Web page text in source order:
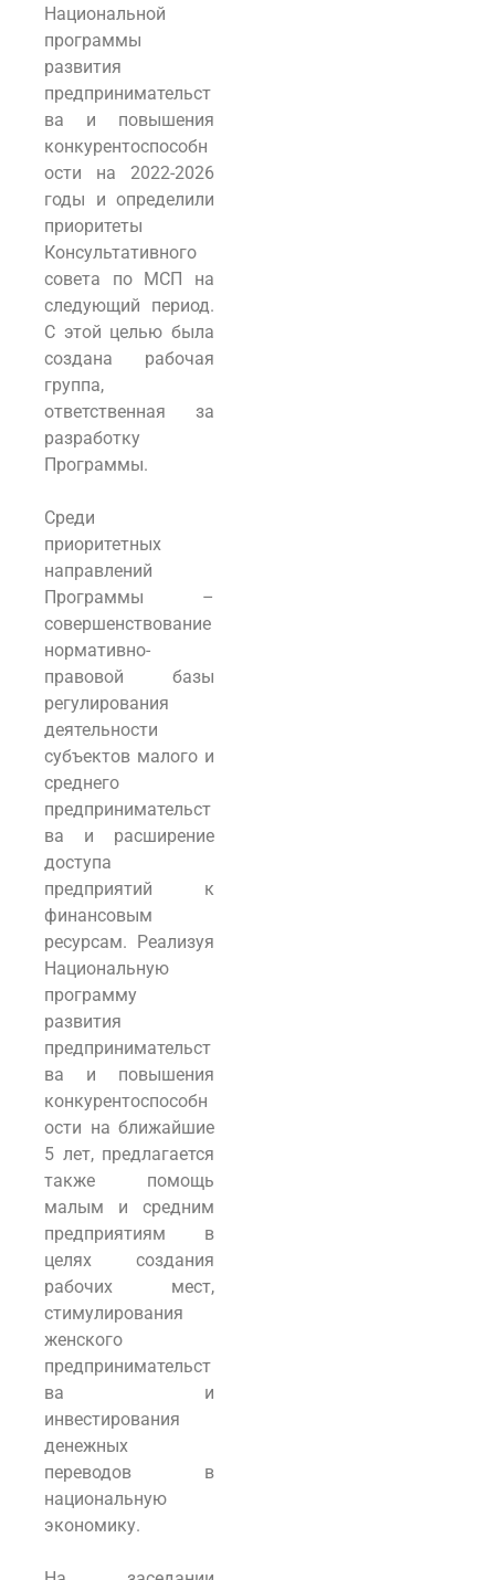
Национальной
программы
развития
предпринимательст
ва и повышения
конкурентоспособн
ости на 2022-2026
годы и определили
приоритеты
Консультативного
совета по МСП на
следующий период.
С этой целью была
создана рабочая
группа,
ответственная за
разработку
Программы.
Среди
приоритетных
направлений
Программы –
совершенствование
нормативно-
правовой базы
регулирования
деятельности
субъектов малого и
среднего
предпринимательст
ва и расширение
доступа
предприятий к
финансовым
ресурсам. Реализуя
Национальную
программу
развития
предпринимательст
ва и повышения
конкурентоспособн
ости на ближайшие
5 лет, предлагается
также помощь
малым и средним
предприятиям в
целях создания
рабочих мест,
стимулирования
женского
предпринимательст
ва и
инвестирования
денежных
переводов в
национальную
экономику.